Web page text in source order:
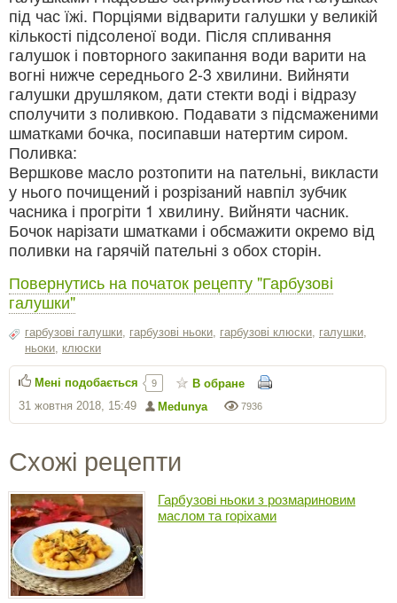
під час їжі. Порціями відварити галушки у великій
кількості підсоленої води. Після спливання
галушок і повторного закипання води варити на
вогні нижче середнього 2-3 хвилини. Вийняти
галушки друшляком, дати стекти воді і відразу
сполучити з поливкою. Подавати з підсмаженими
шматками бочка, посипавши натертим сиром.
Поливка:
Вершкове масло розтопити на пательні, викласти
у нього почищений і розрізаний навпіл зубчик
часника і прогріти 1 хвилину. Вийняти часник.
Бочок нарізати шматками і обсмажити окремо від
поливки на гарячій пательні з обох сторін.
Повернутись на початок рецепту "Гарбузові
галушки"
гарбузові галушки, гарбузові ньоки, гарбузові клюски, галушки,
ньоки, клюски
7936
Medunya
31 жовтня 2018, 15:49
Мені подобається 9 В обране
Схожі рецепти
Гарбузові ньоки з розмариновим
маслом та горіхами